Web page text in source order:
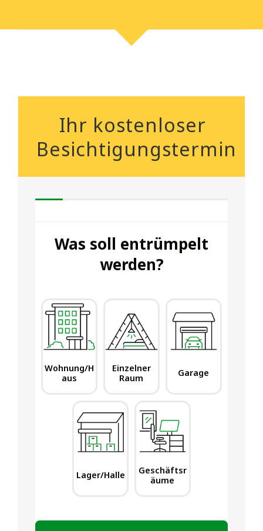
Ihr kostenloser
Besichtigungstermin